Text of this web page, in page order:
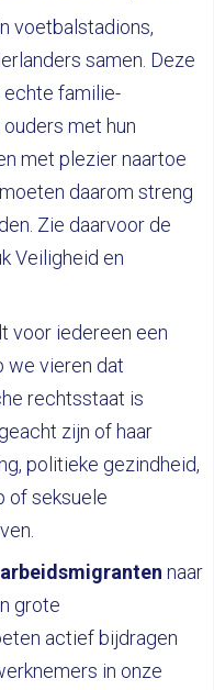
voetbalstadions,
samen. Deze
familie-
met hun
met plezier naartoe
daarom streng
Zie daarvoor de
Veiligheid en
voor iedereen een
we vieren dat
rechtsstaat is
zijn of haar
politieke gezindheid,
of seksuele
naar
grote
actief bijdragen
in onze